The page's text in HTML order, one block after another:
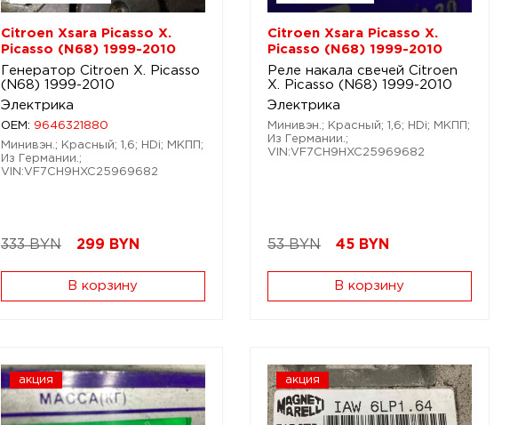
Citroen Xsara Picasso X.
Picasso (N68) 1999-2010
Генератор Citroen X. Picasso
(N68) 1999-2010
Электрика
OEM: 9646321880
Минивэн.; Красный; 1,6; HDi; МКПП;
Из Германии.;
VIN:VF7CH9HXC25969682
333 BYN 299 BYN
В корзину
Citroen Xsara Picasso X.
Picasso (N68) 1999-2010
Реле накала свечей Citroen
X. Picasso (N68) 1999-2010
Электрика
Минивэн.; Красный; 1,6; HDi; МКПП;
Из Германии.;
VIN:VF7CH9HXC25969682
53 BYN 45 BYN
В корзину
акция акция